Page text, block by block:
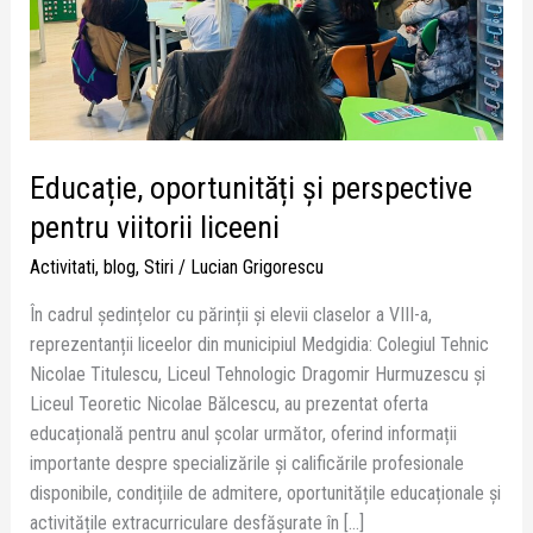
Educație, oportunități și perspective
pentru viitorii liceeni
Activitati, blog, Stiri/ Lucian Grigorescu
În cadrul ședințelor cu părinții și elevii claselor a VIII-a,
reprezentanții liceelor din municipiul Medgidia: Colegiul Tehnic
Nicolae Titulescu, Liceul Tehnologic Dragomir Hurmuzescu și
Liceul Teoretic Nicolae Bălcescu, au prezentat oferta
educațională pentru anul școlar următor, oferind informații
importante despre specializările și calificările profesionale
disponibile, condițiile de admitere, oportunitățile educaționale și
activitățile extracurriculare desfășurate în […]